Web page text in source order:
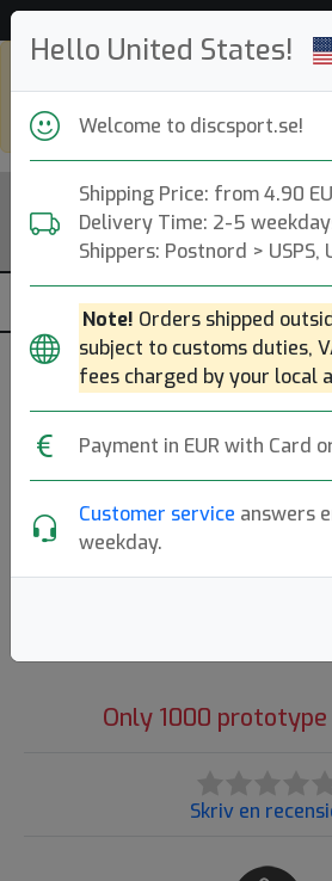
Hello United States!
Welcome to discsport.se!
Shipping Price: from 4.90
Delivery Time: 2-5
Shippers: Postnord > USPS,
Note! Orders shipped
subject to customs duties,
fees charged by your local
Payment in EUR with Card
Customer service answers
weekday.
go to
Previous
Click to Choose
ET M3.1 -
Tefat
Flight: 8 5
Only 1000 prototype
Skriv en